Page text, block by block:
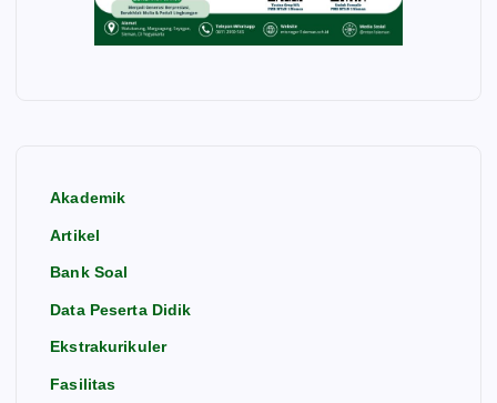
Akademik
Artikel
Bank Soal
Data Peserta Didik
Ekstrakurikuler
Fasilitas